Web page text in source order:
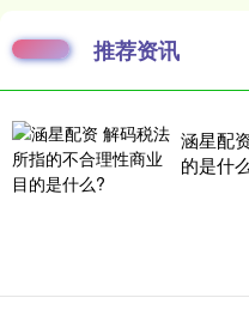
推荐资讯
涵星配
的是什